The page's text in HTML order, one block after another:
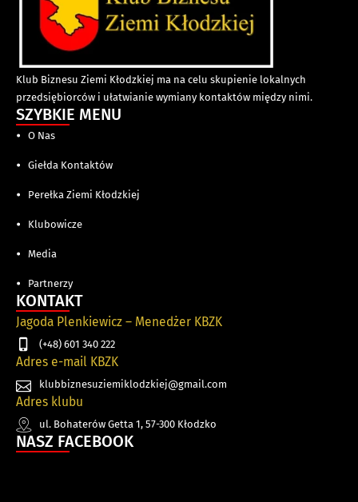
Klub Biznesu Ziemi Kłodzkiej ma na celu skupienie lokalnych
przedsiębiorców i ułatwianie wymiany kontaktów między nimi.
SZYBKIE MENU
O Nas
Giełda Kontaktów
Perełka Ziemi Kłodzkiej
Klubowicze
Media
Partnerzy
KONTAKT
Jagoda Plenkiewicz – Menedżer KBZK
(+48) 601 340 222
Adres e-mail KBZK
klubbiznesuziemiklodzkiej@gmail.com
Adres klubu
ul. Bohaterów Getta 1, 57-300 Kłodzko
NASZ FACEBOOK